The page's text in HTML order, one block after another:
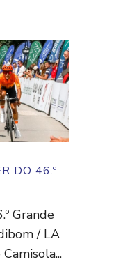
DO 46.º
Grande
/ LA